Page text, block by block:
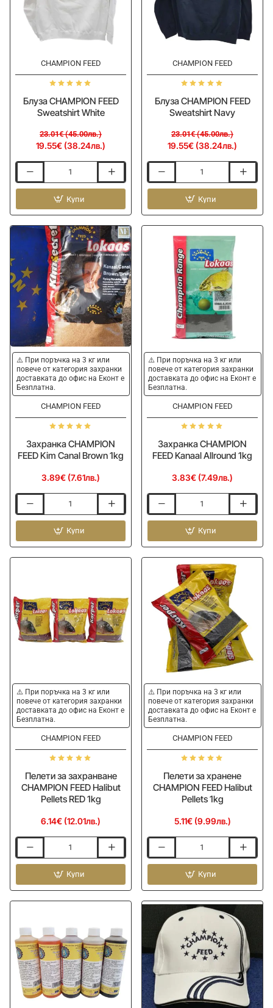
-15%
CHAMPION FEED
Блуза CHAMPION FEED
Sweatshirt White
19.55€ (38.24лв.)
23.01€ (45.00лв.)
CHAMPION
Sweatshirt
White
Купи
-15%
CHAMPION FEED
Блуза CHAMPION FEED
Sweatshirt Navy
19.55€ (38.24лв.)
23.01€ (45.00лв.)
CHAMPION
Sweatshirt
Navy
Купи
⚠️ При поръчка на 3 кг или
повече от категория захранки
доставката до офис на Еконт е
Безплатна.
CHAMPION FEED
Захранка CHAMPION
FEED Kim Canal Brown 1kg
3.89€ (7.61лв.)
CHAMPION
Kim
Canal
Купи
⚠️ При поръчка на 3 кг или
повече от категория захранки
доставката до офис на Еконт е
Безплатна.
CHAMPION FEED
Захранка CHAMPION
FEED Kanaal Allround 1kg
3.83€ (7.49лв.)
CHAMPION
Kanaal
Allround
Купи
⚠️ При поръчка на 3 кг или
повече от категория захранки
доставката до офис на Еконт е
Безплатна.
CHAMPION FEED
Пелети за захранване
CHAMPION FEED Halibut
Pellets RED 1kg
6.14€ (12.01лв.)
за
захранване
CHAMPION
FEED
RED
1kg
Купи
⚠️ При поръчка на 3 кг или
повече от категория захранки
доставката до офис на Еконт е
Безплатна.
CHAMPION FEED
Пелети за хранене
CHAMPION FEED Halibut
Pellets 1kg
5.11€ (9.99лв.)
за
CHAMPION
FEED
Halibut
Pellets
1kg
Купи